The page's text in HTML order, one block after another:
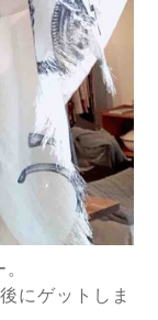
にゲットしま